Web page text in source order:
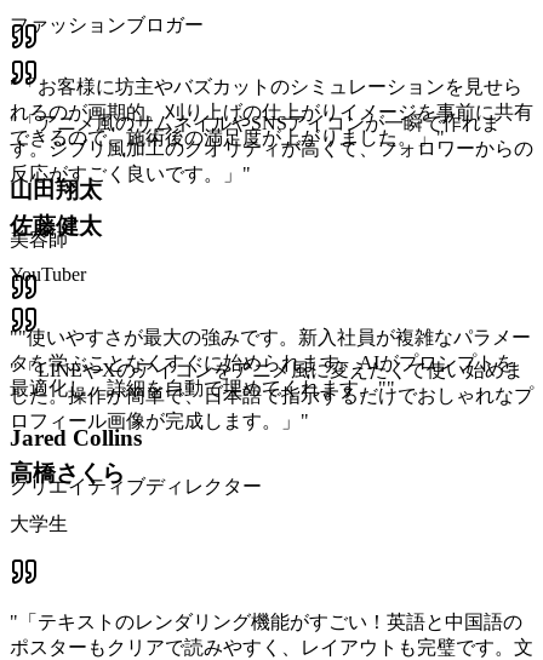
"「お客様に坊主やバズカットのシミュレーションを見せら
れるのが画期的。刈り上げの仕上がりイメージを事前に共有
できるので、施術後の満足度が上がりました。」"
山田翔太
美容師
""使いやすさが最大の強みです。新入社員が複雑なパラメー
タを学ぶことなくすぐに始められます。AIがプロンプトを
最適化し、詳細を自動で埋めてくれます。""
Jared Collins
クリエイティブディレクター
ファッションブロガー
" 「アニメ風のサムネイルやSNSアイコンが一瞬で作れま
す。ジブリ風加工のクオリティが高くて、フォロワーからの
反応がすごく良いです。」 "
佐藤健太
YouTuber
"「LINEやXのアイコンをアニメ風に変えたくて使い始めま
した。操作が簡単で、日本語で指示するだけでおしゃれなプ
ロフィール画像が完成します。」 "
高橋さくら
大学生
" 「テキストのレンダリング機能がすごい！英語と中国語の
ポスターもクリアで読みやすく、レイアウトも完璧です。文